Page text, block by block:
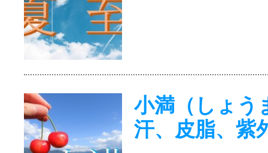
小満（しょ
汗、皮脂、紫